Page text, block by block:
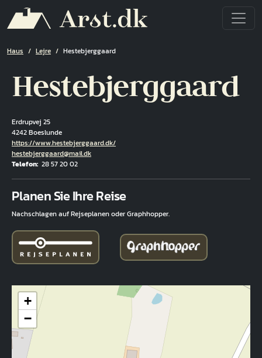
Pfadnavigation
Haus Lejre Hestebjerggaard
Hestebjerggaard
Erdrupvej 25
4242 Boeslunde
Hjemmeside
https://www.hestebjerggaard.dk/
E-Mail
hestebjerggaard@mail.dk
Telefon 28 57 20 02
Planen Sie Ihre Reise
Nachschlagen auf Rejseplanen oder Graphhopper.
+
−